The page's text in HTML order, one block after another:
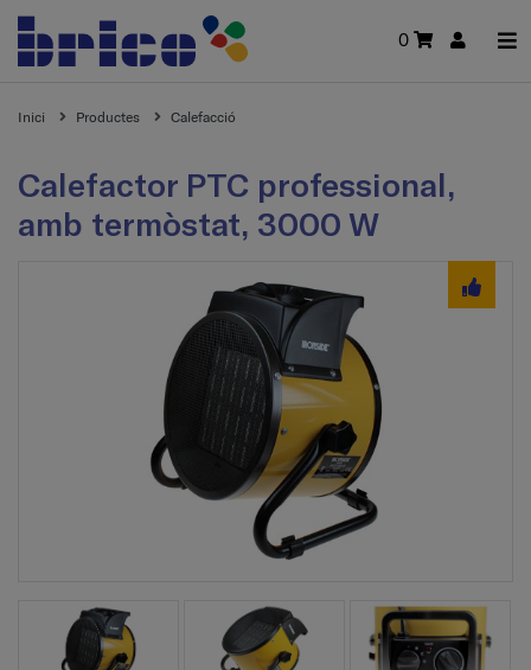
0
Inici Productes Calefacció
Calefactor PTC professional,
amb termòstat, 3000 W